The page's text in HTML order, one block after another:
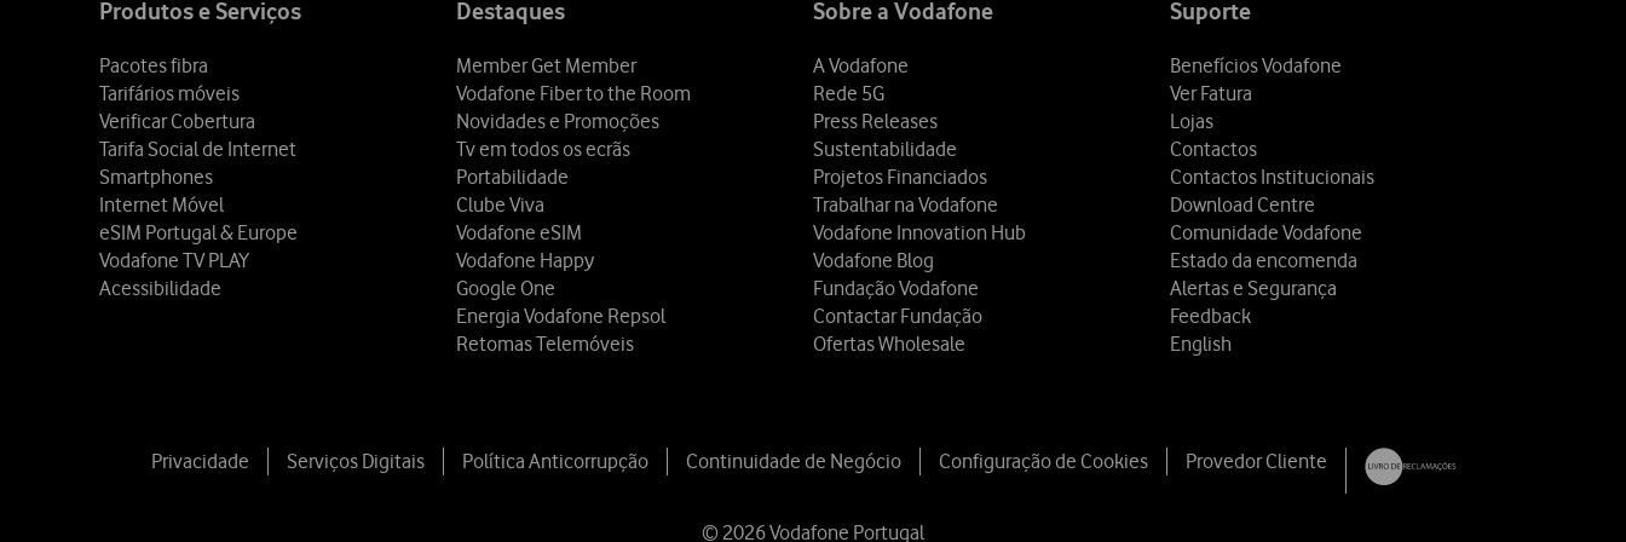
Produtos e Serviços
Pacotes fibra
Tarifários móveis
Verificar Cobertura
Tarifa Social de Internet
Smartphones
Internet Móvel
eSIM Portugal & Europe
Vodafone TV PLAY
Acessibilidade
Destaques
Member Get Member
Vodafone Fiber to the Room
Novidades e Promoções
Tv em todos os ecrãs
Portabilidade
Clube Viva
Vodafone eSIM
Vodafone Happy
Google One
Energia Vodafone Repsol
Retomas Telemóveis
Sobre a Vodafone
A Vodafone
Rede 5G
Press Releases
Sustentabilidade
Projetos Financiados
Trabalhar na Vodafone
Vodafone Innovation Hub
Vodafone Blog
Fundação Vodafone
Contactar Fundação
Ofertas Wholesale
Suporte
Benefícios Vodafone
Ver Fatura
Lojas
Contactos
Contactos Institucionais
Download Centre
Comunidade Vodafone
Estado da encomenda
Alertas e Segurança
Feedback
English
Privacidade Serviços Digitais Política Anticorrupção Continuidade de Negócio Configuração de Cookies Provedor Cliente
© 2026 Vodafone Portugal